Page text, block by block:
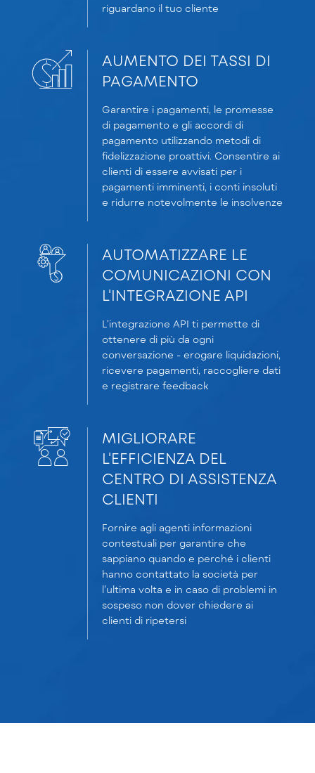
riguardano il tuo cliente
AUMENTO DEI TASSI DI
PAGAMENTO
Garantire i pagamenti, le promesse
di pagamento e gli accordi di
pagamento utilizzando metodi di
fidelizzazione proattivi. Consentire ai
clienti di essere avvisati per i
pagamenti imminenti, i conti insoluti
e ridurre notevolmente le insolvenze
AUTOMATIZZARE LE
COMUNICAZIONI CON
L'INTEGRAZIONE API
L'integrazione API ti permette di
ottenere di più da ogni
conversazione - erogare liquidazioni,
ricevere pagamenti, raccogliere dati
e registrare feedback
MIGLIORARE
L'EFFICIENZA DEL
CENTRO DI ASSISTENZA
CLIENTI
Fornire agli agenti informazioni
contestuali per garantire che
sappiano quando e perché i clienti
hanno contattato la società per
l'ultima volta e in caso di problemi in
sospeso non dover chiedere ai
clienti di ripetersi